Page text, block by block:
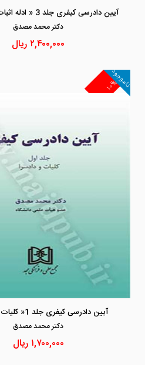
دكتر محمد مصدق
۲,۴۰۰,۰۰۰ریال
۱۰%
ناموجود
آیین دادرسی کیفری جلد 1« کلیات و دادسرا»
دكتر محمد مصدق
۱,۷۰۰,۰۰۰ ریال